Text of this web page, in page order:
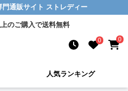
門通販サイト ストレディー
のご購入で送料無料
0 0
人気ランキング